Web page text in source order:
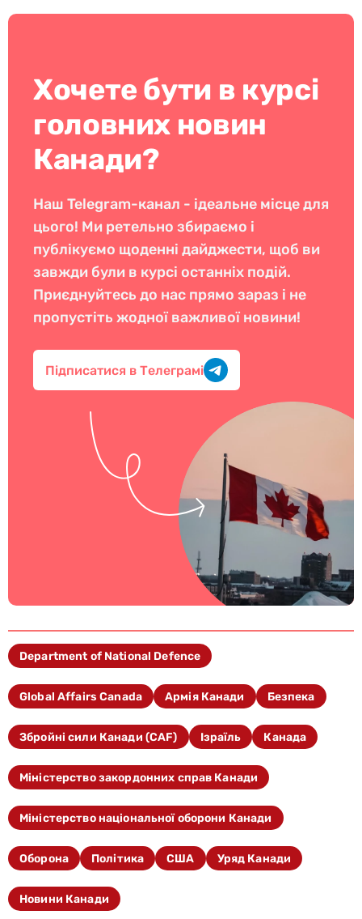
Хочете бути в курсі
головних новин
Канади?
Наш Telegram-канал - ідеальне місце для
цього! Ми ретельно збираємо і
публікуємо щоденні дайджести, щоб ви
завжди були в курсі останніх подій.
Приєднуйтесь до нас прямо зараз і не
пропустіть жодної важливої новини!
Підписатися в Телеграмі
Department of National Defence
Global Affairs Canada Армія Канади Безпека
Збройні сили Канади (CAF) Ізраїль Канада
Міністерство закордонних справ Канади
Міністерство національної оборони Канади
Оборона Політика США Уряд Канади
Новини Канади